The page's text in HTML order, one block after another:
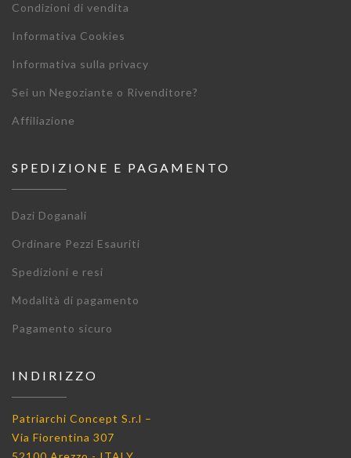
Condizioni di vendita
Informativa Cookies
Informativa sulla privacy
Sei un Negoziante o Rivenditore?
Affiliazione
SPEDIZIONE E PAGAMENTO
Dazi Doganali
Ordinare Pezzi Esauriti
Spedizioni e resi
Modalità di pagamento
Pagamento sicuro
INDIRIZZO
Patriarchi Concept S.r.l –
Via Fiorentina 307